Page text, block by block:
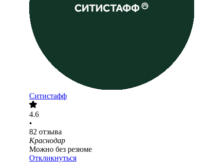
Ситистафф
4.6
•
82 отзыва
Краснодар
Можно без резюме
Откликнуться